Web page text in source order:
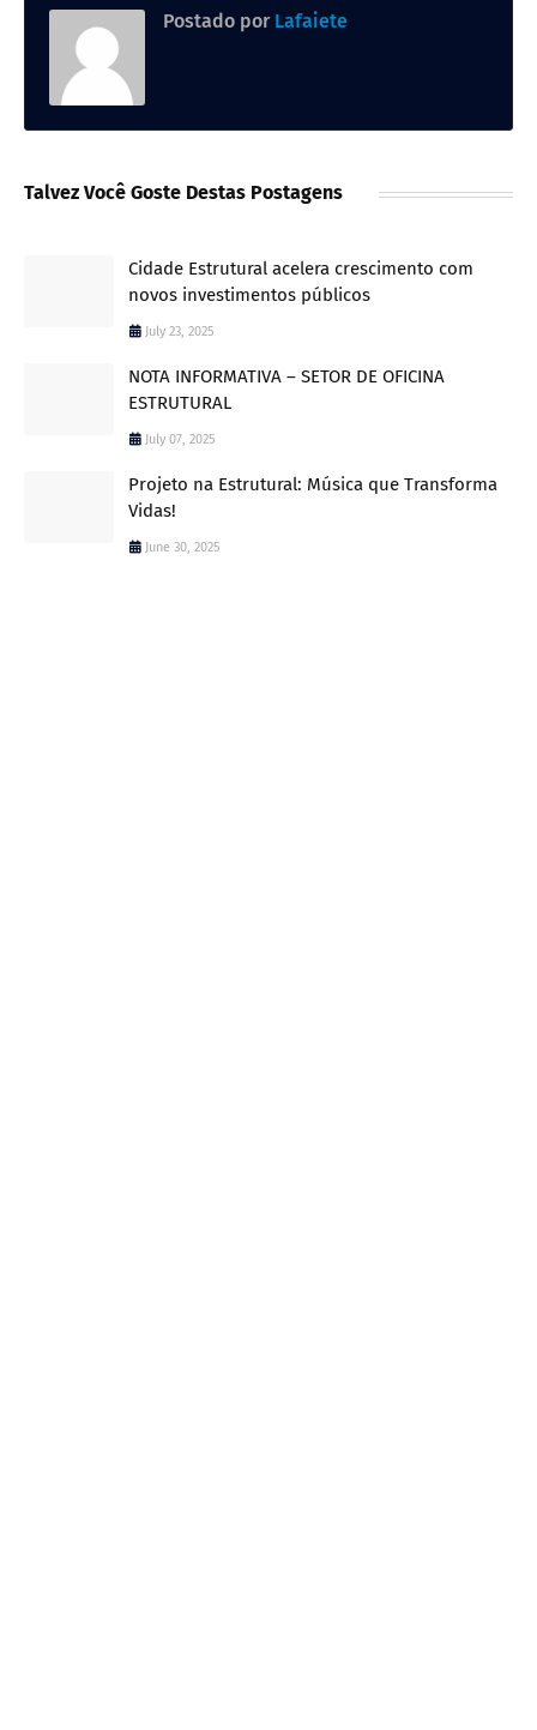
Postado por Lafaiete
Talvez Você Goste Destas Postagens
Cidade Estrutural acelera crescimento com
novos investimentos públicos
July 23, 2025
NOTA INFORMATIVA – SETOR DE OFICINA
ESTRUTURAL
July 07, 2025
Projeto na Estrutural: Música que Transforma
Vidas!
June 30, 2025